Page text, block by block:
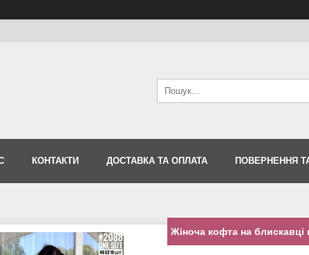
КОНТАКТИ ДОСТАВКА ТА ОПЛАТА ПОВЕРНЕННЯ
Жіноча кофта на блискавці